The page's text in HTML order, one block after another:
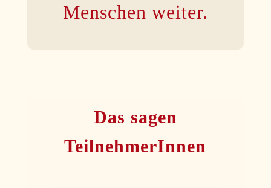
Menschen weiter.
Das sagen
TeilnehmerInnen